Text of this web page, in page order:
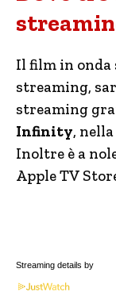
Il film in onda
streaming,
streaming
Infinity,
Inoltre è a
Apple TV
Streaming details by